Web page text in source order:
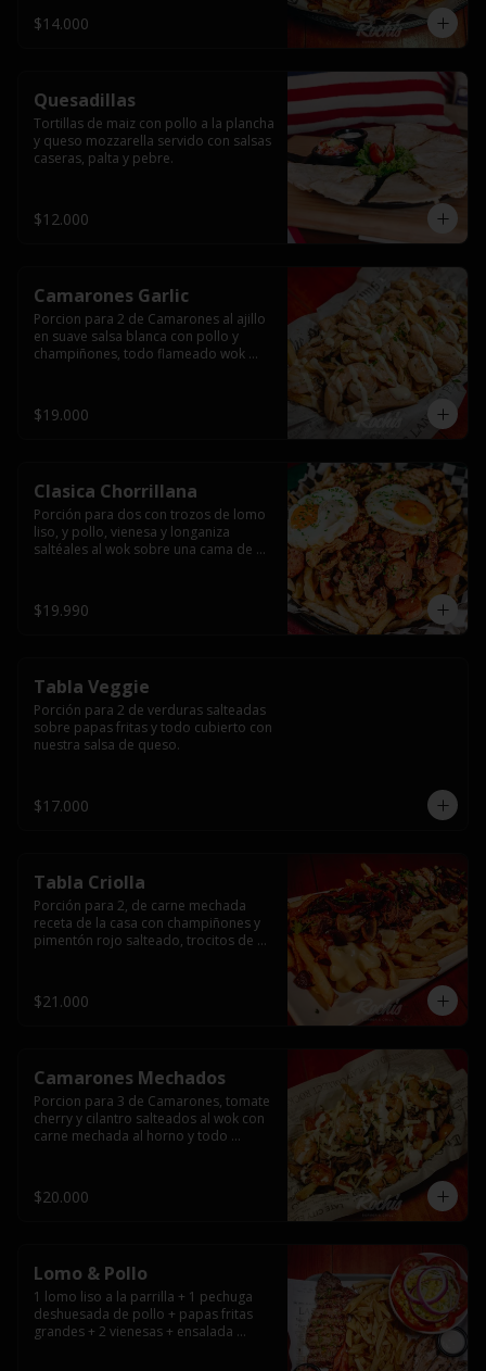
$14.000
Quesadillas
Tortillas de maiz con pollo a la plancha
y queso mozzarella servido con salsas
caseras, palta y pebre.
$12.000
Camarones Garlic
Porcion para 2 de Camarones al ajillo
en suave salsa blanca con pollo y
champiñones, todo flameado wok
$19.000
Clasica Chorrillana
Porción para dos con trozos de lomo
liso, y pollo, vienesa y longaniza
saltéales al wok sobre una cama de
$19.990
Tabla Veggie
Porción para 2 de verduras salteadas
sobre papas fritas y todo cubierto con
nuestra salsa de queso.
$17.000
Tabla Criolla
Porción para 2, de carne mechada
receta de la casa con champiñones y
pimentón rojo salteado, trocitos de
papas fritas.
$21.000
Camarones Mechados
Porcion para 3 de Camarones, tomate
cherry y cilantro salteados al wok con
carne mechada al horno y todo
casera.
$20.000
Lomo & Pollo
1 lomo liso a la parrilla + 1 pechuga
deshuesada de pollo + papas fritas
grandes + 2 vienesas + ensalada